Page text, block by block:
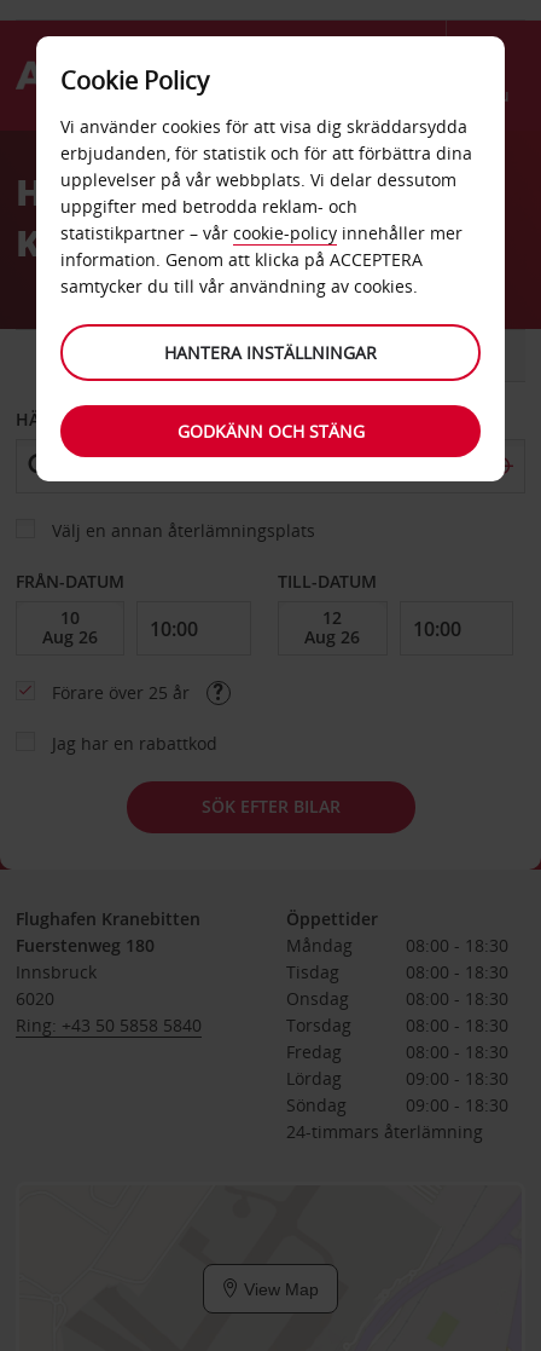
Menu
AvisHyrbil Innsbruck flygplats
Kranebitten
SKÅPBIL
HÄMTA FRÅN
Välj en annan återlämningsplats
FRÅN-DATUM TILL-DATUM
Förare över 25 år
Jag har en rabattkod
SÖK EFTER BILAR
Flughafen Kranebitten
Fuerstenweg 180
Innsbruck
6020
Ring: +43 50 5858 5840
Öppettider
Måndag
08:00 - 18:30
Tisdag
08:00 - 18:30
Onsdag
08:00 - 18:30
Torsdag
08:00 - 18:30
Fredag
08:00 - 18:30
Lördag
09:00 - 18:30
Söndag
09:00 - 18:30
24-timmars återlämning
View Map
Cookie Policy
Vi använder cookies för att visa dig skräddarsydda
erbjudanden, för statistik och för att förbättra dina
upplevelser på vår webbplats. Vi delar dessutom
uppgifter med betrodda reklam- och
statistikpartner – vår cookie-policy innehåller mer
information. Genom att klicka på ACCEPTERA
samtycker du till vår användning av cookies.
HANTERA INSTÄLLNINGAR
GODKÄNN OCH STÄNG